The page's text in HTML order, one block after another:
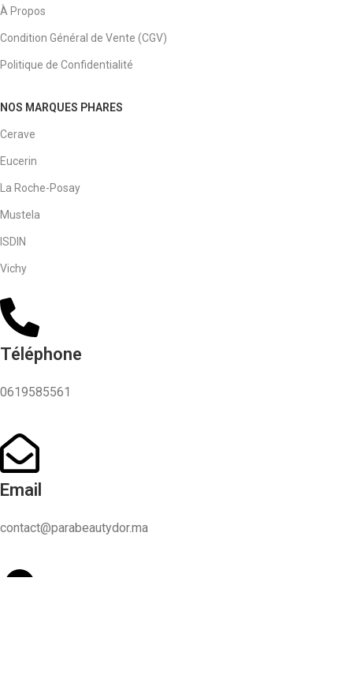
À Propos
Condition Général de Vente (CGV)
Politique de Confidentialité
NOS MARQUES PHARES
Cerave
Eucerin
La Roche-Posay
Mustela
ISDIN
Vichy
Téléphone
0619585561
Email
contact@parabeautydor.ma